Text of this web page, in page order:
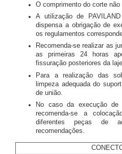
O comprimento do corte
A utilização de
dispensa a obrigação de
os regulamentos
Recomenda-se realizar as
as primeiras 24 horas
fissuração posteriores da
Para a realização das
limpeza adequada do
de união.
No caso da execução de
recomenda-se a
diferentes peças de
recomendações.